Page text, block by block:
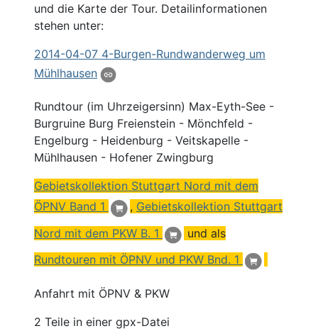
und die Karte der Tour. Detailinformationen
stehen unter:
2014-04-07 4-Burgen-Rundwanderweg um
Mühlhausen
Rundtour (im Uhrzeigersinn) Max-Eyth-See -
Burgruine Burg Freienstein - Mönchfeld -
Engelburg - Heidenburg - Veitskapelle -
Mühlhausen - Hofener Zwingburg
Gebietskollektion Stuttgart Nord mit dem
ÖPNV Band 1 , Gebietskollektion Stuttgart
Nord mit dem PKW B. 1
und als
Rundtouren mit ÖPNV und PKW Bnd. 1
Anfahrt mit ÖPNV & PKW
2 Teile in einer gpx-Datei